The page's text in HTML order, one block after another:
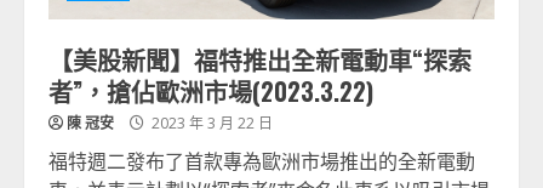
【美股新聞】福特推出全新電動車“探索
者”，搶佔歐洲市場(2023.3.22)
陳 冠安 2023 年 3 月 22 日
福特週二發布了首款專為歐洲市場推出的全新電動